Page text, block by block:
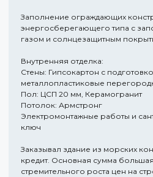
Заполнение ограждающих
энергосберегающего типа с
газом и солнцезащитным
Внутренняя отделка:
Стены: Гипсокартон с
металлопластиковые
Пол: ЦСП 20 мм, Керамогранит
Потолок: Армстронг
Электромонтажные работы и
ключ
Заказывал здание из морских
кредит. Основная сумма
стремительного роста цен на